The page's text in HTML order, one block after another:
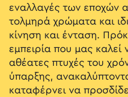
εναλλαγές των εποχών
τολμηρά χρώματα και
κίνηση και ένταση.
εμπειρία που μας καλεί
αθέατες πτυχές του
ύπαρξης,
καταφέρνει να